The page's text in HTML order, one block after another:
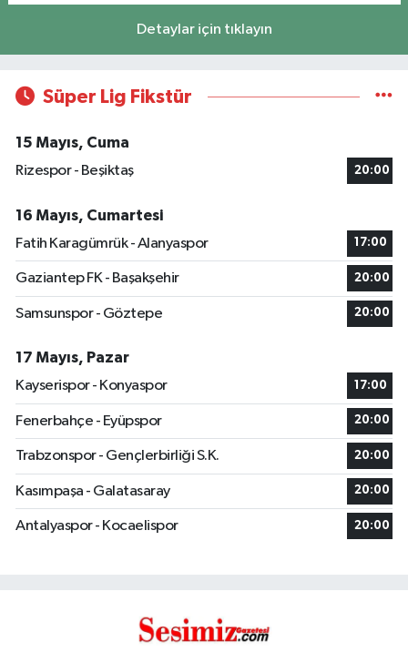
Detaylar için tıklayın
Süper Lig Fikstür
15 Mayıs, Cuma
Rizespor - Beşiktaş
20:00
16 Mayıs, Cumartesi
Fatih Karagümrük - Alanyaspor
17:00
Gaziantep FK - Başakşehir 20:00
Samsunspor - Göztepe 20:00
17 Mayıs, Pazar
Kayserispor - Konyaspor
17:00
Fenerbahçe - Eyüpspor 20:00
Trabzonspor - Gençlerbirliği S.K. 20:00
Kasımpaşa - Galatasaray 20:00
Antalyaspor - Kocaelispor 20:00